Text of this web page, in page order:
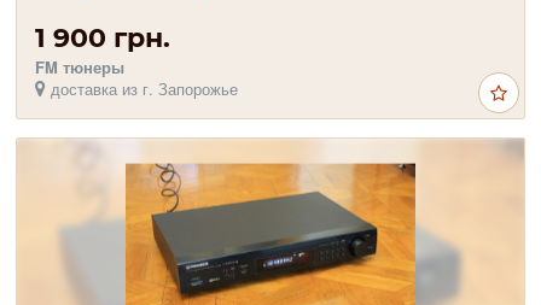
1 900 грн.
FM тюнеры
доставка из г. Запорожье